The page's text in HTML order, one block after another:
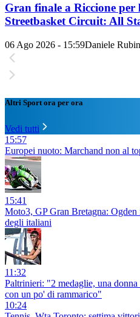
Gran finale a Riccione
Streetbasket Circuit: All
06 Ago 2026 - 15:59Daniele
Altri Sport ora per ora
Vedi tutti
15:57
Europei nuoto: Marchand non al
15:41
Moto3, GP Gran Bretagna:
degli italiani
11:32
Paltrinieri: "2 medaglie, una
con un po' di rammarico"
10:24